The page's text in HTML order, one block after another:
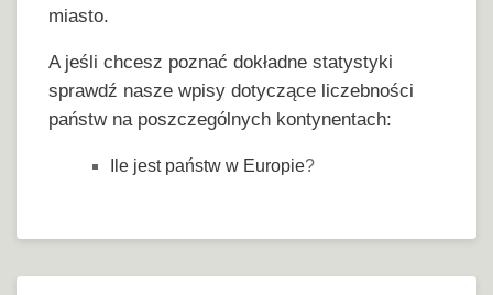
miasto.
A jeśli chcesz poznać dokładne statystyki
sprawdź nasze wpisy dotyczące liczebności
państw na poszczególnych kontynentach:
Ile jest państw w Europie?